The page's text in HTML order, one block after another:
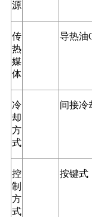
源
传
热
媒
体
导热油
冷
却
方
式
间接冷
控
制
方
式
按键式